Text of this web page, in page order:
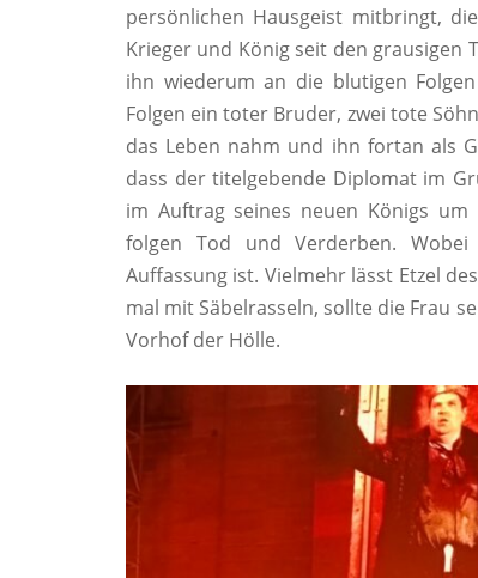
persönlichen Hausgeist mitbringt,
Krieger und König seit den grausigen
ihn wiederum an die blutigen
Folgen ein toter Bruder, zwei tote
das Leben nahm und ihn fortan als
dass der titelgebende Diplomat im
im Auftrag seines neuen Königs
folgen Tod und Verderben.
Auffassung ist. Vielmehr lässt Etzel
mal mit Säbelrasseln, sollte die Frau
Vorhof der Hölle.